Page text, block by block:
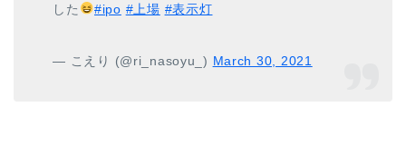
した
#ipo #上場 #表示灯
— こえり (@ri_nasoyu_) March 30, 2021